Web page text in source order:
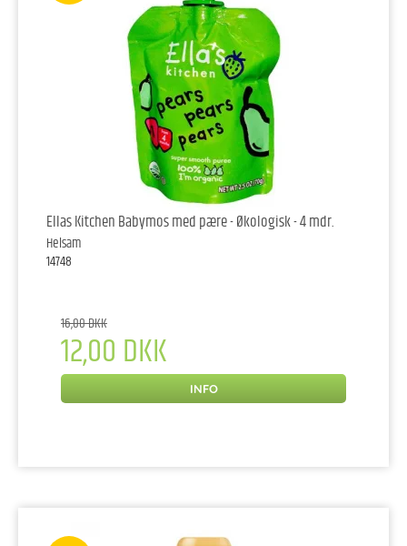
Ellas Kitchen Babymos med pære - Økologisk - 4 mdr.
Helsam
14748
16,00 DKK
12,00 DKK
INFO